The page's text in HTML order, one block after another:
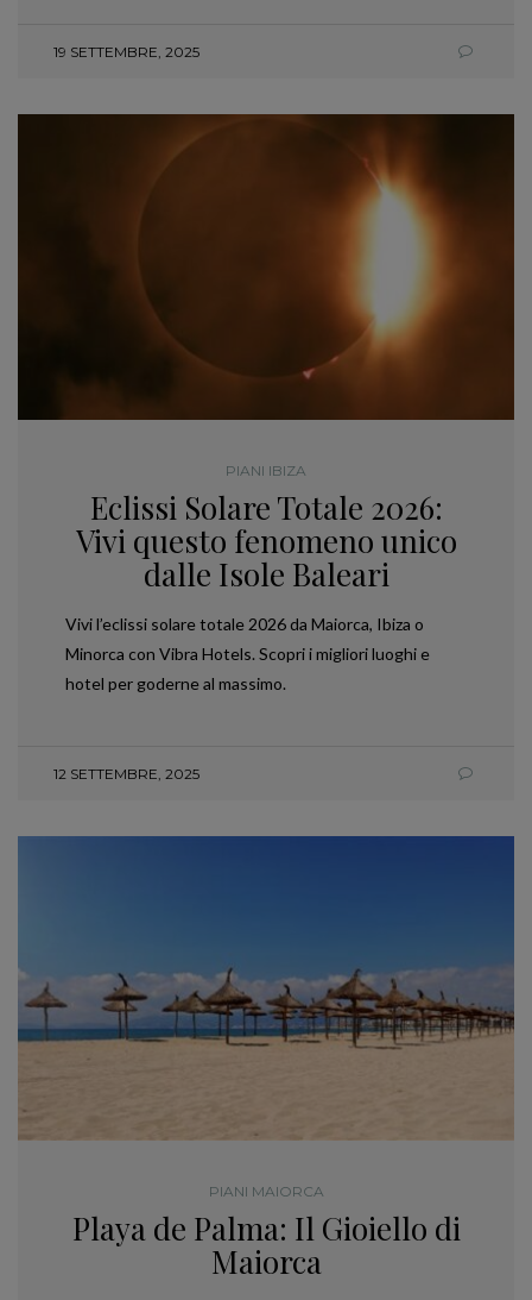
19 SETTEMBRE, 2025
PIANI IBIZA
Eclissi Solare Totale 2026:
Vivi questo fenomeno unico
dalle Isole Baleari
Vivi l’eclissi solare totale 2026 da Maiorca, Ibiza o
Minorca con Vibra Hotels. Scopri i migliori luoghi e
hotel per goderne al massimo.
12 SETTEMBRE, 2025
PIANI MAIORCA
Playa de Palma: Il Gioiello di
Maiorca